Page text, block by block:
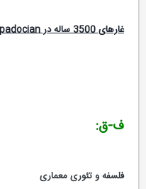
غارهای 3500 ساله در cappadocian
ف-ق:
فلسفه و تئوری معماری